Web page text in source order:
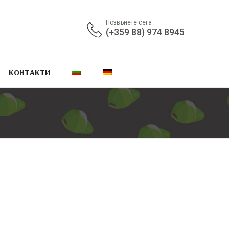
Позвънете сега
(+359 88) 974 8945
КОНТАКТИ